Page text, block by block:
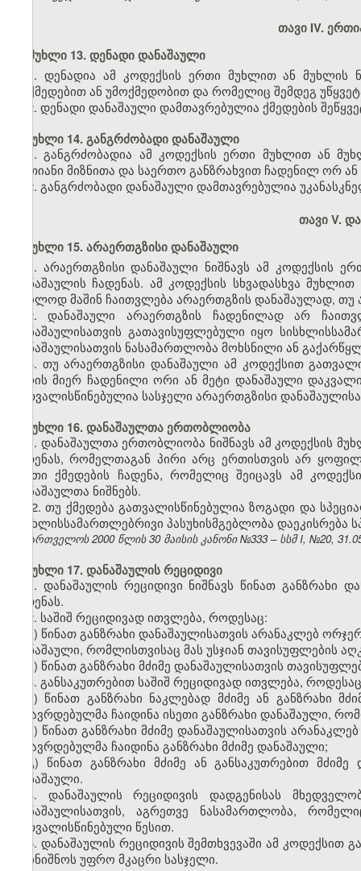
თავი IV.
მუხლი 13. დენადი დანაშაული
1. დენადია ამ კოდექსის ერთი მუხლით ან მუხლის
მოქმედებით ან უმოქმედობით და რომელიც შემდეგ
2. დენადი დანაშაული დამთავრებულია ქმედების
მუხლი 14. განგრძობადი დანაშაული
1. განგრძობადია ამ კოდექსის ერთი მუხლით ან
ერთიანი მიზნითა და საერთო განზრახვით ჩადენილ ორ ან
2. განგრძობადი დანაშაული დამთავრებულია
თავი V.
მუხლი 15. არაერთგზისი დანაშაული
1. არაერთგზისი დანაშაული ნიშნავს ამ კოდექსის
დანაშაულის ჩადენას. ამ კოდექსის სხვადასხვა
მხოლოდ მაშინ ჩაითვლება არაერთგზის დანაშაულად, თუ
2. დანაშაული არაერთგზის ჩადენილად არ
დანაშაულისათვის გათავისუფლებული იყო
დანაშაულისათვის ნასამართლობა მოხსნილი ან
3. თუ არაერთგზისი დანაშაული ამ კოდექსით
პირის მიერ ჩადენილი ორი ან მეტი დანაშაული
გათვალისწინებულია სასჯელი არაერთგზისი
მუხლი 16. დანაშაულთა ერთობლიობა
1. დანაშაულთა ერთობლიობა ნიშნავს ამ კოდექსის
ჩადენას, რომელთაგან პირი არც ერთისთვის არ
ისეთი ქმედების ჩადენა, რომელიც შეიცავს ამ
დანაშაულთა ნიშნებს.
2. თუ ქმედება გათვალისწინებულია ზოგადი და
სისხლისსამართლებრივი პასუხისმგებლობა დაეკისრება
საქართველოს 2000 წლის 30 მაისის კანონი №333 – სსმ I, №20,
მუხლი 17. დანაშაულის რეციდივი
1. დანაშაულის რეციდივი ნიშნავს წინათ განზრახი
ჩადენას.
2. საშიშ რეციდივად ითვლება, როდესაც:
ა) წინათ განზრახი დანაშაულისათვის არანაკლებ
დანაშაული, რომლისთვისაც მას უსჯიან თავისუფლების
ბ) წინათ განზრახი მძიმე დანაშაულისათვის
3. განსაკუთრებით საშიშ რეციდივად ითვლება,
ა) წინათ განზრახი ნაკლებად მძიმე ან განზრახი
მსჯავრდებულმა ჩაიდინა ისეთი განზრახი დანაშაული,
ბ) წინათ განზრახი მძიმე დანაშაულისათვის
მსჯავრდებულმა ჩაიდინა განზრახი მძიმე დანაშაული;
გ) წინათ განზრახი მძიმე ან განსაკუთრებით
დანაშაული.
4. დანაშაულის რეციდივის დადგენისას
დანაშაულისათვის, აგრეთვე ნასამართლობა,
გათვალისწინებული წესით.
5. დანაშაულის რეციდივის შემთხვევაში ამ
დაინიშნოს უფრო მკაცრი სასჯელი.